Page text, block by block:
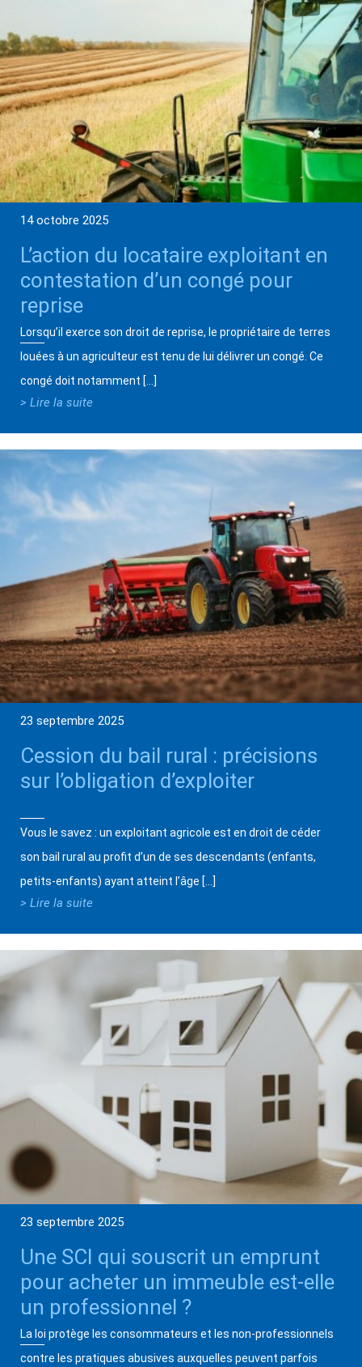
14 octobre 2025
L’action du locataire exploitant en
contestation d’un congé pour
reprise
Lorsqu’il exerce son droit de reprise, le propriétaire de terres
louées à un agriculteur est tenu de lui délivrer un congé. Ce
congé doit notamment […]
> Lire la suite
23 septembre 2025
Cession du bail rural : précisions
sur l’obligation d’exploiter
Vous le savez : un exploitant agricole est en droit de céder
son bail rural au profit d’un de ses descendants (enfants,
petits-enfants) ayant atteint l’âge […]
> Lire la suite
23 septembre 2025
Une SCI qui souscrit un emprunt
pour acheter un immeuble est-elle
un professionnel ?
La loi protège les consommateurs et les non-professionnels
contre les pratiques abusives auxquelles peuvent parfois